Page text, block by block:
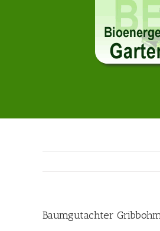
Baumgutachter